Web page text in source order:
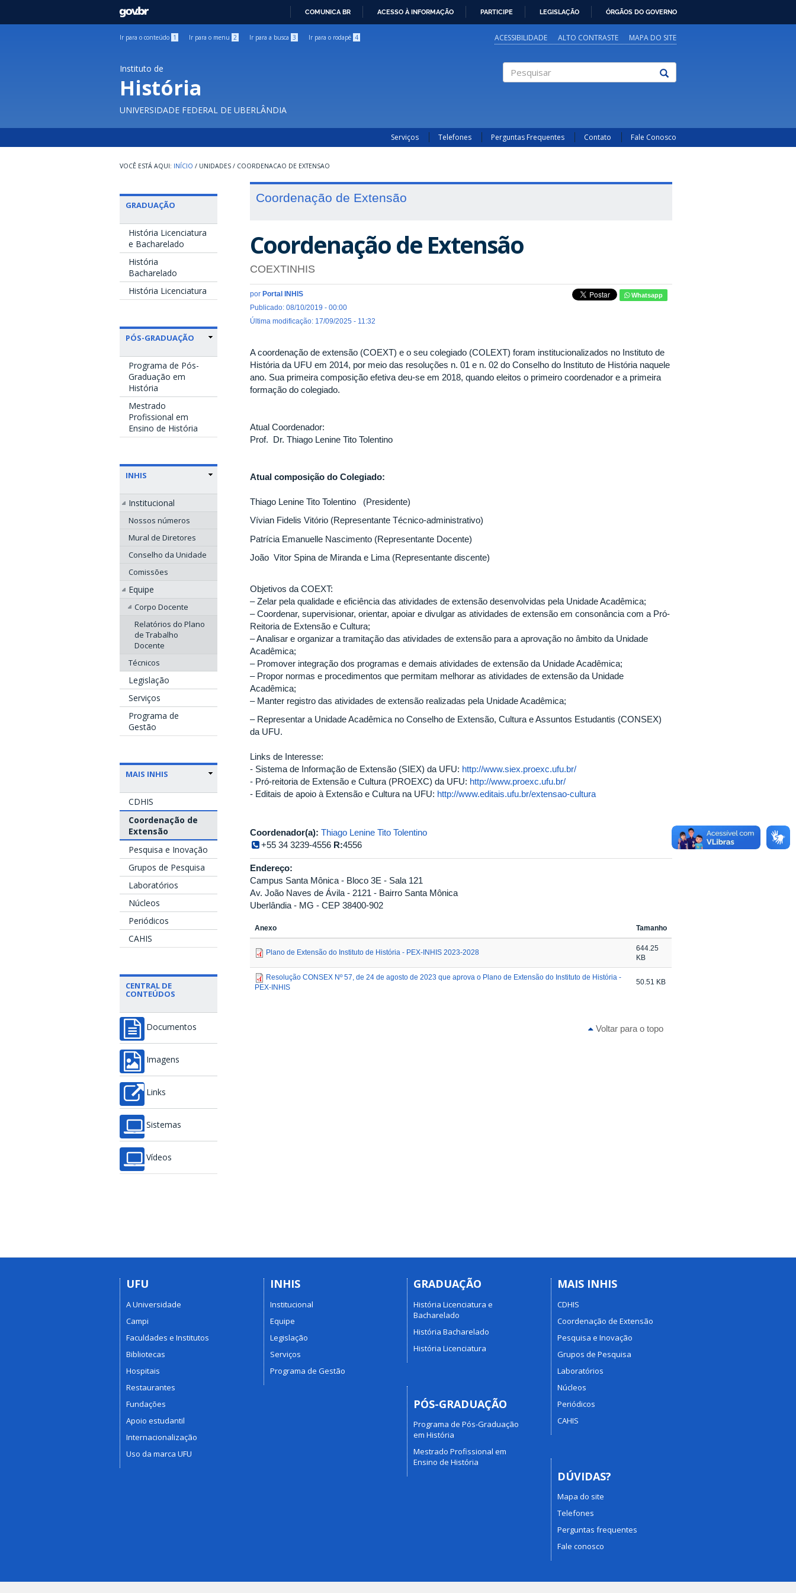
GOVBR
COMUNICA BR ACESSO À INFORMAÇÃO PARTICIPE LEGISLAÇÃO ÓRGÃOS DO GOVERNO
Ir para o conteúdo 1 Ir para o menu 2 Ir para a busca 3 Ir para o rodapé 4 ACESSIBILIDADE ALTO CONTRASTE MAPA DO SITE
Instituto de
História
UNIVERSIDADE FEDERAL DE UBERLÂNDIA
Serviços Telefones Perguntas Frequentes Contato Fale Conosco
INÍCIO / UNIDADES / COORDENACAO DE EXTENSAO
GRADUAÇÃO
História Licenciatura
e Bacharelado
História
Bacharelado
História Licenciatura
PÓS-GRADUAÇÃO
Programa de Pós-
Graduação em
História
Mestrado
Profissional em
Ensino de História
INHIS
Institucional
Nossos números
Mural de Diretores
Conselho da Unidade
Comissões
Equipe
Corpo Docente
Relatórios do Plano
de Trabalho
Docente
Técnicos
Legislação
Serviços
Programa de
Gestão
MAIS INHIS
CDHIS
Coordenação de
Extensão
Pesquisa e Inovação
Grupos de Pesquisa
Laboratórios
Núcleos
Periódicos
CAHIS
CENTRAL DE
CONTEÚDOS
Documentos
Imagens
Links
Sistemas
Vídeos
Coordenação de Extensão
Coordenação de Extensão
COEXTINHIS
por Portal INHIS
Publicado: 08/10/2019 - 00:00
Última modificação: 17/09/2025 - 11:32
Whatsapp
A coordenação de extensão (COEXT) e o seu colegiado (COLEXT) foram institucionalizados no Instituto de
História da UFU em 2014, por meio das resoluções n. 01 e n. 02 do Conselho do Instituto de História naquele
ano. Sua primeira composição efetiva deu-se em 2018, quando eleitos o primeiro coordenador e a primeira
formação do colegiado.
Atual Coordenador:
Prof. Dr. Thiago Lenine Tito Tolentino
Atual composição do Colegiado:
Thiago Lenine Tito Tolentino (Presidente)
Vívian Fidelis Vitório (Representante Técnico-administrativo)
Patrícia Emanuelle Nascimento (Representante Docente)
João Vitor Spina de Miranda e Lima (Representante discente)
Objetivos da COEXT:
– Zelar pela qualidade e eficiência das atividades de extensão desenvolvidas pela Unidade Acadêmica;
– Coordenar, supervisionar, orientar, apoiar e divulgar as atividades de extensão em consonância com a Pró-
Reitoria de Extensão e Cultura;
– Analisar e organizar a tramitação das atividades de extensão para a aprovação no âmbito da Unidade
Acadêmica;
– Promover integração dos programas e demais atividades de extensão da Unidade Acadêmica;
– Propor normas e procedimentos que permitam melhorar as atividades de extensão da Unidade
Acadêmica;
– Manter registro das atividades de extensão realizadas pela Unidade Acadêmica;
– Representar a Unidade Acadêmica no Conselho de Extensão, Cultura e Assuntos Estudantis (CONSEX)
da UFU.
Links de Interesse:
- Sistema de Informação de Extensão (SIEX) da UFU: http://www.siex.proexc.ufu.br/
- Pró-reitoria de Extensão e Cultura (PROEXC) da UFU: http://www.proexc.ufu.br/
- Editais de apoio à Extensão e Cultura na UFU: http://www.editais.ufu.br/extensao-cultura
Coordenador(a): Thiago Lenine Tito Tolentino
+55 34 3239-4556 R:4556
Endereço:
Campus Santa Mônica - Bloco 3E - Sala 121
Av. João Naves de Ávila - 2121 - Bairro Santa Mônica
Uberlândia - MG - CEP 38400-902
Anexo Tamanho
Plano de Extensão do Instituto de História - PEX-INHIS 2023-2028
644.25
KB
Resolução CONSEX Nº 57, de 24 de agosto de 2023 que aprova o Plano de Extensão do Instituto de História -
PEX-INHIS
50.51 KB
Voltar para o topo
UFU
A Universidade
Campi
Faculdades e Institutos
Bibliotecas
Hospitais
Restaurantes
Fundações
Apoio estudantil
Internacionalização
Uso da marca UFU
INHIS
Institucional
Equipe
Legislação
Serviços
Programa de Gestão
GRADUAÇÃO
História Licenciatura e
Bacharelado
História Bacharelado
História Licenciatura
PÓS-GRADUAÇÃO
Programa de Pós-Graduação
em História
Mestrado Profissional em
Ensino de História
MAIS INHIS
CDHIS
Coordenação de Extensão
Pesquisa e Inovação
Grupos de Pesquisa
Laboratórios
Núcleos
Periódicos
CAHIS
DÚVIDAS?
Mapa do site
Telefones
Perguntas frequentes
Fale conosco